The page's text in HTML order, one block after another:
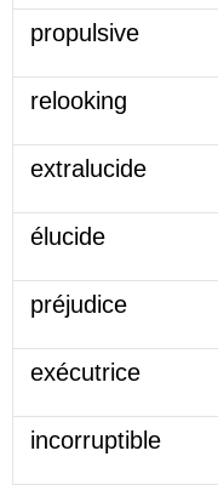
propulsive
relooking
extralucide
élucide
préjudice
exécutrice
incorruptible